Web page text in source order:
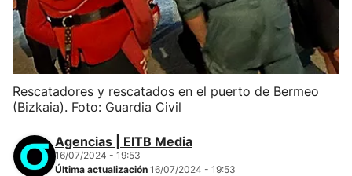
Rescatadores y rescatados en el puerto de Bermeo
(Bizkaia). Foto: Guardia Civil
Agencias | EITB Media
16/07/2024 - 19:53
Última actualización 16/07/2024 - 19:53